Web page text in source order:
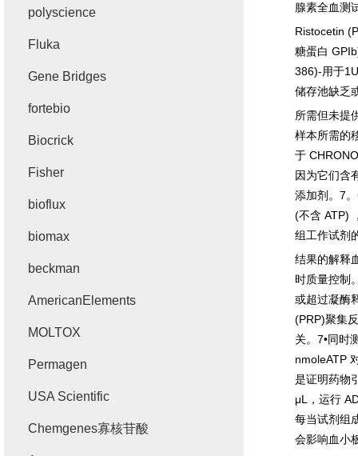
腺素全血测
Ristocetin
糖蛋白
386)-用于
储存池缺乏
所需但未提
样本所需的
于
因为它们含
添加剂。 7。
(不含 ATP)
组工作试剂
结果的解释
时质量控制
或超过凝酶
(PRP)聚集
关。 7•同时
nmoleATP
是证明药物
μL
，运行
每当试剂组
会影响血小
polyscience
Fluka
Gene Bridges
fortebio
Biocrick
Fisher
bioflux
biomax
beckman
AmericanElements
MOLTOX
Permagen
USA Scientific
Chemgenes寡核苷酸